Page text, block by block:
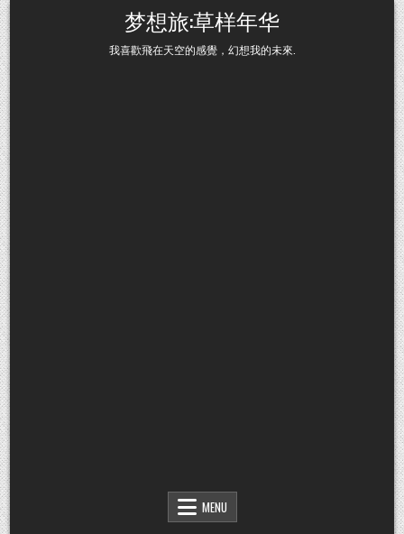
Skip to content 梦想旅:草样年华
我喜歡飛在天空的感覺，幻想我的未來.
MENU